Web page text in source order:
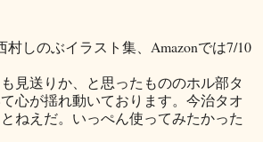
しのぶイラスト集、Amazonでは7/10
見送りか、と思ったもののホル部タ
心が揺れ動いております。今治タオ
ねえだ。いっぺん使ってみたかった